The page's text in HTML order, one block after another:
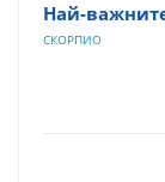
Най-
СКОРПИО